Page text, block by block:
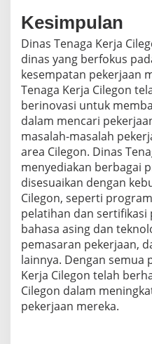
Kesimpulan
Dinas Tenaga Kerja
dinas yang berfokus
kesempatan pekerjaan
Tenaga Kerja Cilegon
berinovasi untuk
dalam mencari
masalah-masalah
area Cilegon. Dinas
menyediakan berbagai
disesuaikan dengan
Cilegon, seperti
pelatihan dan sertifikasi
bahasa asing dan
pemasaran pekerjaan,
lainnya. Dengan semua
Kerja Cilegon telah
Cilegon dalam
pekerjaan mereka.